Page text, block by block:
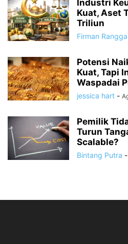
Industri
Kuat, Aset
Triliun
Firman Rangga
Potensi
Kuat, Tapi
Waspadai
jessica hart -
Pemilik
Turun
Scalable?
Bintang Putra -